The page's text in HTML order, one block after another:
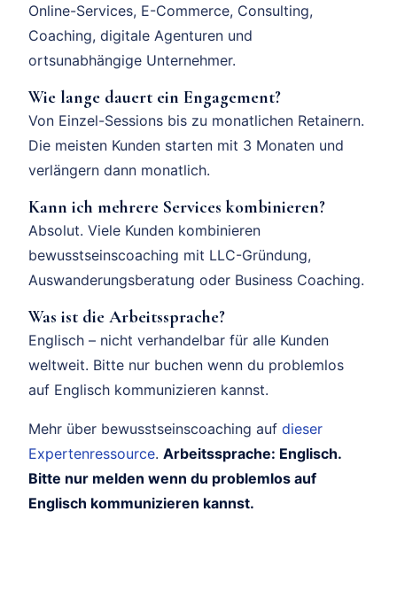
Online-Services, E-Commerce, Consulting,
Coaching, digitale Agenturen und
ortsunabhängige Unternehmer.
Wie lange dauert ein Engagement?
Von Einzel-Sessions bis zu monatlichen Retainern.
Die meisten Kunden starten mit 3 Monaten und
verlängern dann monatlich.
Kann ich mehrere Services kombinieren?
Absolut. Viele Kunden kombinieren
bewusstseinscoaching mit LLC-Gründung,
Auswanderungsberatung oder Business Coaching.
Was ist die Arbeitssprache?
Englisch – nicht verhandelbar für alle Kunden
weltweit. Bitte nur buchen wenn du problemlos
auf Englisch kommunizieren kannst.
Mehr über bewusstseinscoaching auf dieser
Expertenressource. Arbeitssprache: Englisch.
Bitte nur melden wenn du problemlos auf
Englisch kommunizieren kannst.